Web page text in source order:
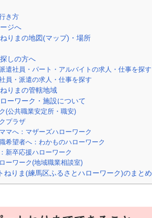
き方
ジへ
りまの地図(マップ)・場所
しの方へ
遣社員・パート・アルバイトの求人・仕事を探す
員・派遣の求人・仕事を探す
りまの管轄地域
ーワーク・施設について
(公共職業安定所・職安)
プラザ
マへ：マザーズハローワーク
希望者へ：わかものハローワーク
新卒応援ハローワーク
ーワーク(地域職業相談室)
ねりま(練馬区ふるさとハローワーク)のまとめ